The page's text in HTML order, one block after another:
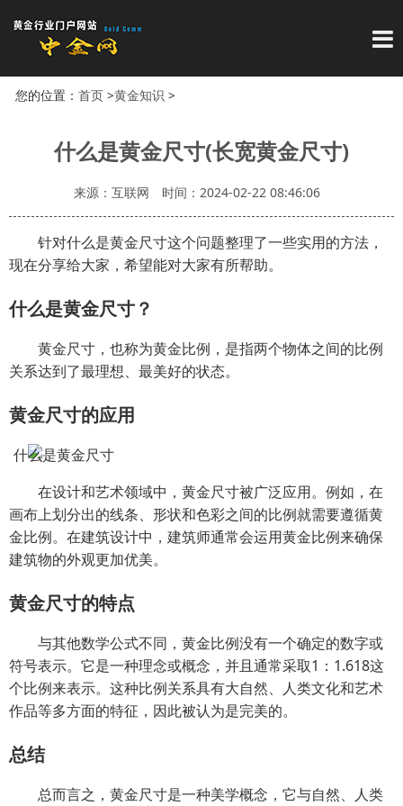
导
您的位置： 首页>黄金知识 >
什么是黄金尺寸(长宽黄金尺寸)
来源：互联网 时间：2024-02-22 08:46:06
针对什么是黄金尺寸这个问题整理了一些实用的方法，
现在分享给大家，希望能对大家有所帮助。
什么是黄金尺寸？
黄金尺寸，也称为黄金比例，是指两个物体之间的比例
关系达到了最理想、最美好的状态。
黄金尺寸的应用
在设计和艺术领域中，黄金尺寸被广泛应用。例如，在
画布上划分出的线条、形状和色彩之间的比例就需要遵循黄
金比例。在建筑设计中，建筑师通常会运用黄金比例来确保
建筑物的外观更加优美。
黄金尺寸的特点
与其他数学公式不同，黄金比例没有一个确定的数字或
符号表示。它是一种理念或概念，并且通常采取1：1.618这
个比例来表示。这种比例关系具有大自然、人类文化和艺术
作品等多方面的特征，因此被认为是完美的。
总结
总而言之，黄金尺寸是一种美学概念，它与自然、人类